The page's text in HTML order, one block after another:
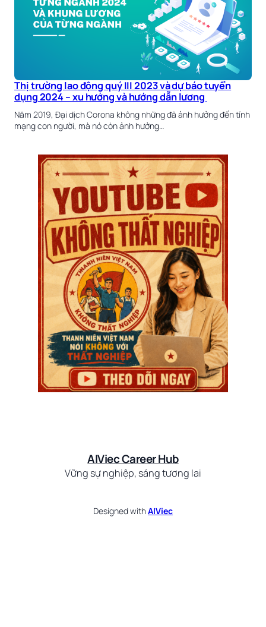
Thị trường lao động quý III 2023 và dự báo tuyển
dụng 2024 – xu hướng và hướng dẫn lương
Năm 2019, Đại dịch Corona không những đã ảnh hưởng đến tính
mạng con người, mà nó còn ảnh hưởng…
AIViec Career Hub
Vững sự nghiệp, sáng tương lai
Designed withAIViec